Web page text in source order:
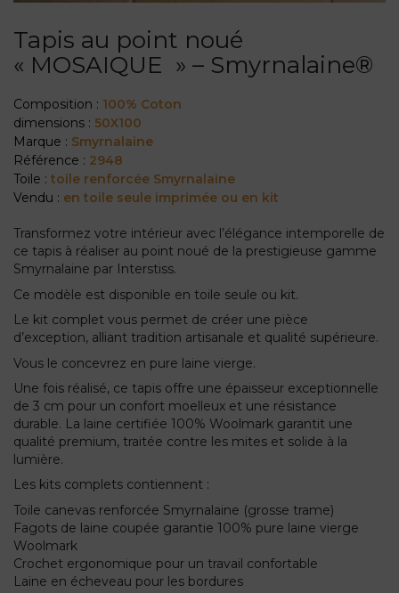
Tapis au point noué
« MOSAIQUE » – Smyrnalaine®
Composition : 100% Coton
dimensions : 50X100
Marque : Smyrnalaine
Référence : 2948
Toile : toile renforcée Smyrnalaine
Vendu : en toile seule imprimée ou en kit
Transformez votre intérieur avec l’élégance intemporelle de
ce tapis à réaliser au point noué de la prestigieuse gamme
Smyrnalaine par Interstiss.
Ce modèle est disponible en toile seule ou kit.
Le kit complet vous permet de créer une pièce
d’exception, alliant tradition artisanale et qualité supérieure.
Vous le concevrez en pure laine vierge.
Une fois réalisé, ce tapis offre une épaisseur exceptionnelle
de 3 cm pour un confort moelleux et une résistance
durable. La laine certifiée 100% Woolmark garantit une
qualité premium, traitée contre les mites et solide à la
lumière.
Les kits complets contiennent :
Toile canevas renforcée Smyrnalaine (grosse trame)
Fagots de laine coupée garantie 100% pure laine vierge
Woolmark
Crochet ergonomique pour un travail confortable
Laine en écheveau pour les bordures